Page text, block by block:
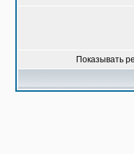
Показывать